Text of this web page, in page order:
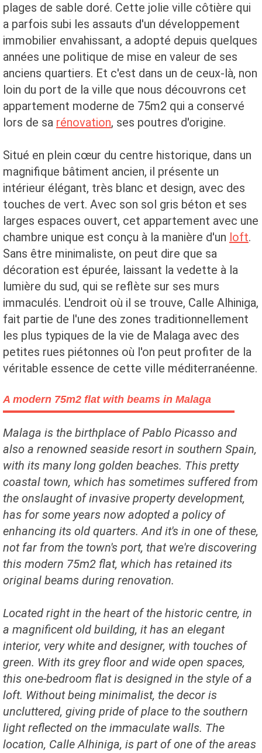
plages de sable doré. Cette jolie ville côtière qui
a parfois subi les assauts d'un développement
immobilier envahissant, a adopté depuis quelques
années une politique de mise en valeur de ses
anciens quartiers. Et c'est dans un de ceux-là, non
loin du port de la ville que nous découvrons cet
appartement moderne de 75m2 qui a conservé
lors de sa rénovation, ses poutres d'origine.
Situé en plein cœur du centre historique, dans un
magnifique bâtiment ancien, il présente un
intérieur élégant, très blanc et design, avec des
touches de vert. Avec son sol gris béton et ses
larges espaces ouvert, cet appartement avec une
chambre unique est conçu à la manière d'un loft.
Sans être minimaliste, on peut dire que sa
décoration est épurée, laissant la vedette à la
lumière du sud, qui se reflète sur ses murs
immaculés. L'endroit où il se trouve, Calle Alhiniga,
fait partie de l'une des zones traditionnellement
les plus typiques de la vie de Malaga avec des
petites rues piétonnes où l'on peut profiter de la
véritable essence de cette ville méditerranéenne.
A modern 75m2 flat with beams in Malaga
Malaga is the birthplace of Pablo Picasso and
also a renowned seaside resort in southern Spain,
with its many long golden beaches. This pretty
coastal town, which has sometimes suffered from
the onslaught of invasive property development,
has for some years now adopted a policy of
enhancing its old quarters. And it's in one of these,
not far from the town's port, that we're discovering
this modern 75m2 flat, which has retained its
original beams during renovation.
Located right in the heart of the historic centre, in
a magnificent old building, it has an elegant
interior, very white and designer, with touches of
green. With its grey floor and wide open spaces,
this one-bedroom flat is designed in the style of a
loft. Without being minimalist, the decor is
uncluttered, giving pride of place to the southern
light reflected on the immaculate walls. The
location, Calle Alhiniga, is part of one of the areas